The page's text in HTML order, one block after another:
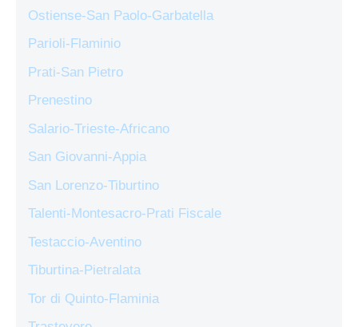
Ostiense-San Paolo-Garbatella
Parioli-Flaminio
Prati-San Pietro
Prenestino
Salario-Trieste-Africano
San Giovanni-Appia
San Lorenzo-Tiburtino
Talenti-Montesacro-Prati Fiscale
Testaccio-Aventino
Tiburtina-Pietralata
Tor di Quinto-Flaminia